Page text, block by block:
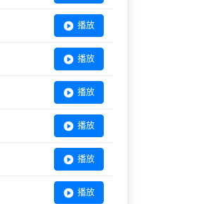
播放
播放
播放
播放
播放
播放